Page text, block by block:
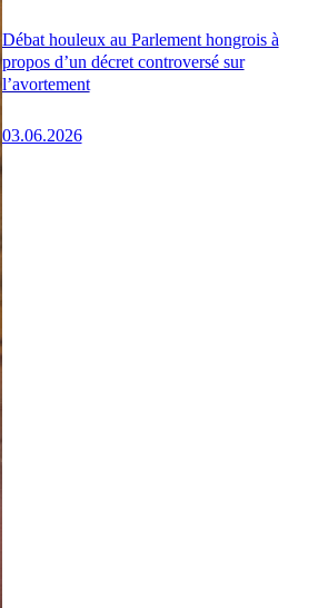
Débat houleux au Parlement hongrois à
propos d’un décret controversé sur
l’avortement
03.06.2026